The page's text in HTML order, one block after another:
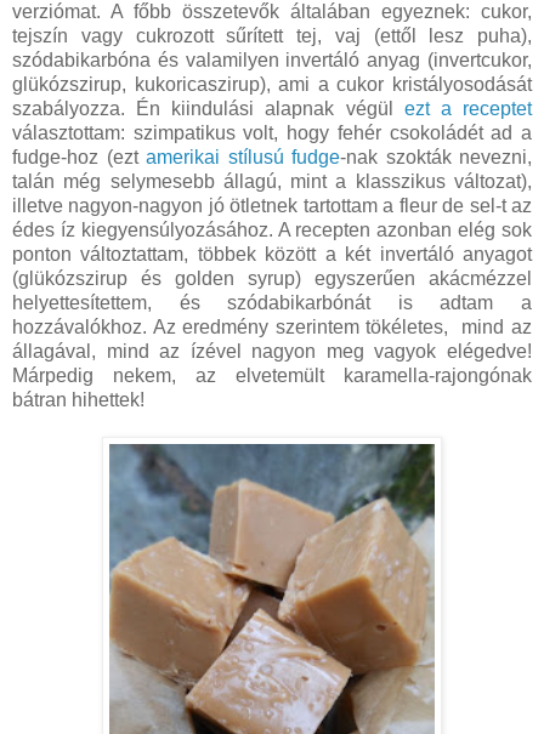
verziómat. A főbb összetevők általában egyeznek: cukor,
tejszín vagy cukrozott sűrített tej, vaj (ettől lesz puha),
szódabikarbóna és valamilyen invertáló anyag (invertcukor,
glükózszirup, kukoricaszirup), ami a cukor kristályosodását
szabályozza. Én kiindulási alapnak végül ezt a receptet
választottam: szimpatikus volt, hogy fehér csokoládét ad a
fudge-hoz (ezt amerikai stílusú fudge-nak szokták nevezni,
talán még selymesebb állagú, mint a klasszikus változat),
illetve nagyon-nagyon jó ötletnek tartottam a fleur de sel-t az
édes íz kiegyensúlyozásához. A recepten azonban elég sok
ponton változtattam, többek között a két invertáló anyagot
(glükózszirup és golden syrup) egyszerűen akácmézzel
helyettesítettem, és szódabikarbónát is adtam a
hozzávalókhoz. Az eredmény szerintem tökéletes, mind az
állagával, mind az ízével nagyon meg vagyok elégedve!
Márpedig nekem, az elvetemült karamella-rajongónak
bátran hihettek!